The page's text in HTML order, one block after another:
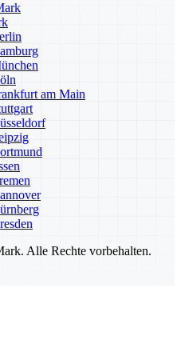
am Main
Alle Rechte vorbehalten.